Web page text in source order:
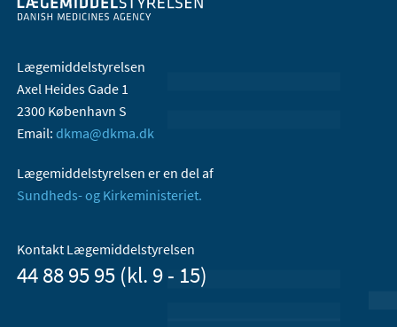
Lægemiddelstyrelsen
Axel Heides Gade 1
2300 København S
Email: dkma@dkma.dk
Lægemiddelstyrelsen er en del af
Sundheds- og Kirkeministeriet.
Kontakt Lægemiddelstyrelsen
44 88 95 95 (kl. 9 - 15)